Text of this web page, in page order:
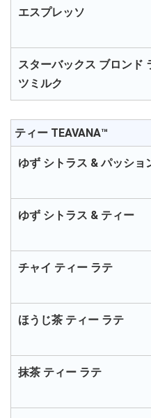
エスプレッソ
スターバックス ブロンド
ツミルク
ティー TEAVANA™
ゆず シトラス & パッショ
ゆず シトラス & ティー
チャイ ティー ラテ
ほうじ茶 ティー ラテ
抹茶 ティー ラテ